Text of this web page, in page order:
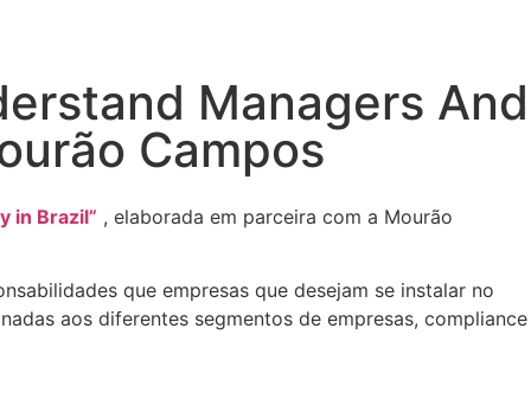
Managers And
Campos
in Brazil” , elaborada em parceira com a Mourão
que empresas que desejam se instalar no
aos diferentes segmentos de empresas, compliance